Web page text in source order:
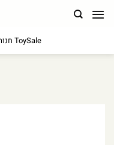
לתוכן
ToySale חנות הצעצועים הזולה במדינה